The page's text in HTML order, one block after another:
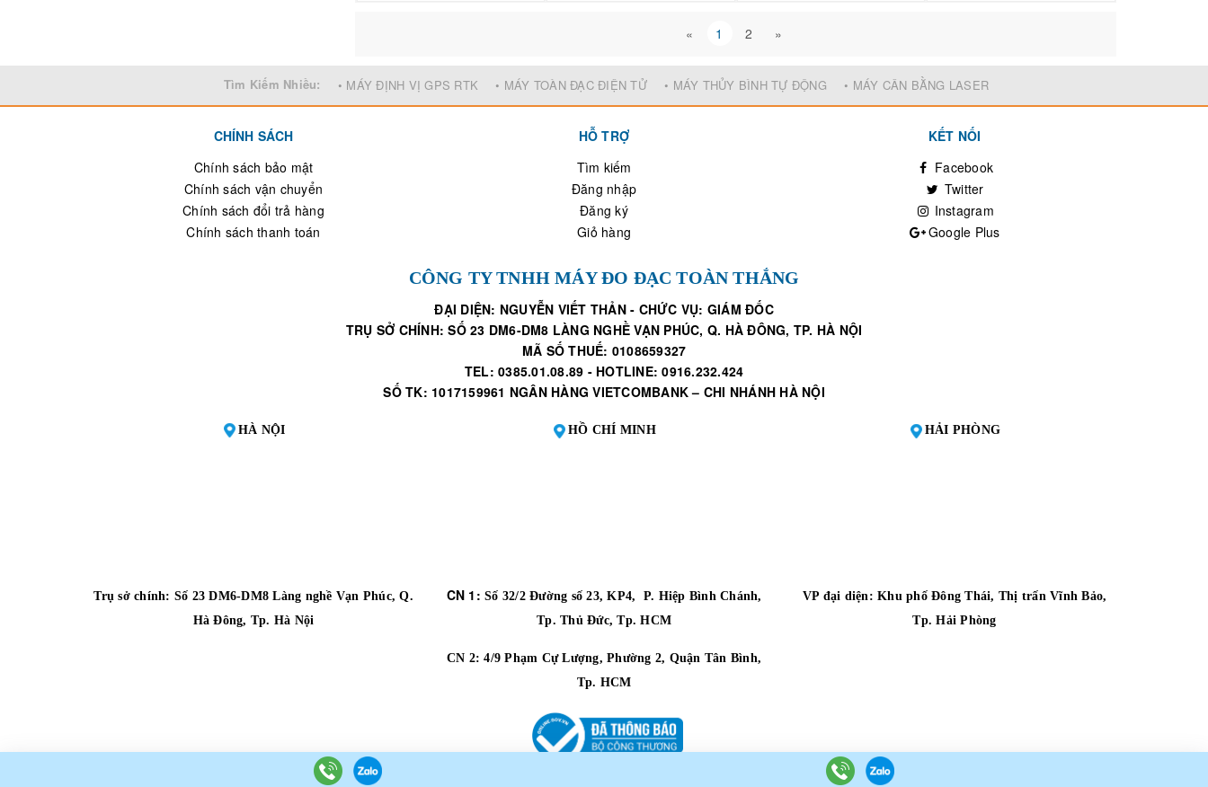
« 1 2 »
Tìm Kiếm Nhiều: • MÁY ĐỊNH VỊ GPS RTK • MÁY TOÀN ĐẠC ĐIỆN TỬ • MÁY THỦY BÌNH TỰ ĐỘNG • MÁY CÂN BẰNG LASER
CHÍNH SÁCH
Chính sách bảo mật
Chính sách vận chuyển
Chính sách đổi trả hàng
Chính sách thanh toán
HỖ TRỢ
Tìm kiếm
Đăng nhập
Đăng ký
Giỏ hàng
KẾT NỐI
Facebook
Twitter
Instagram
Google Plus
CÔNG TY TNHH MÁY ĐO ĐẠC TOÀN THẮNG
ĐẠI DIỆN: NGUYỄN VIẾT THẢN - CHỨC VỤ: GIÁM ĐỐC
TRỤ SỞ CHÍNH: SỐ 23 DM6-DM8 LÀNG NGHỀ VẠN PHÚC, Q. HÀ ĐÔNG, TP. HÀ NỘI
MÃ SỐ THUẾ: 0108659327
TEL: 0385.01.08.89 - HOTLINE: 0916.232.424
SỐ TK: 1017159961 NGÂN HÀNG VIETCOMBANK – CHI NHÁNH HÀ NỘI
HÀ NỘI
Trụ sở chính: Số 23 DM6-DM8 Làng nghề Vạn Phúc, Q.
Hà Đông, Tp. Hà Nội
HỒ CHÍ MINH
CN 1: Số 32/2 Đường số 23, KP4, P. Hiệp Bình Chánh,
Tp. Thủ Đức, Tp. HCM
CN 2:4/9 Phạm Cự Lượng, Phường 2, Quận Tân Bình,
Tp. HCM
HẢI PHÒNG
VP đại diện: Khu phố Đông Thái, Thị trấn Vĩnh Bảo,
Tp. Hải Phòng